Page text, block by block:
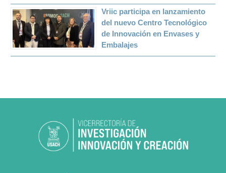
Vriic participa en lanzamiento
del nuevo Centro Tecnológico
de Innovación en Envases y
Embalajes